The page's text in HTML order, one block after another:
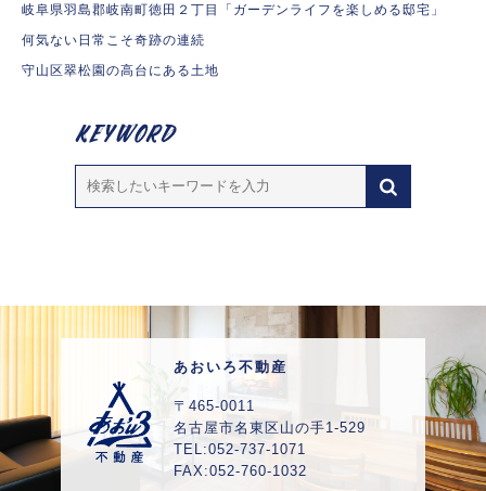
岐阜県羽島郡岐南町徳田２丁目「ガーデンライフを楽しめる邸宅」
何気ない日常こそ奇跡の連続
守山区翠松園の高台にある土地
あおいろ不動産
〒465-0011
名古屋市名東区山の手1-529
TEL:052-737-1071
FAX:052-760-1032